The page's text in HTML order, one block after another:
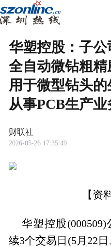
华塑控股：子
全自动微钻粗
用于微型钻头
从事PCB生产
财联社
2026-05-26 17:35:49
【资
华塑控股
续3个交易日(5月22